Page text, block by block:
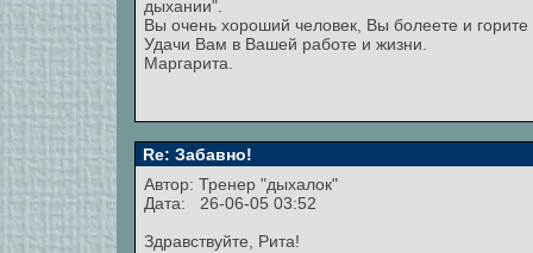
дыхании".
Вы очень хороший человек, Вы болеете и
Удачи Вам в Вашей работе и жизни.
Маргарита.
Re: Забавно!
Автор: Тренер "дыхалок"
Дата: 26-06-05 03:52
Здравствуйте, Рита!